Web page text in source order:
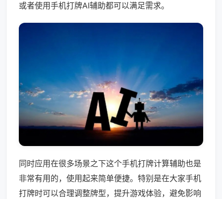
或者使用手机打牌AI辅助都可以满足需求。
同时应用在很多场景之下这个手机打牌计算辅助也是
非常有用的，使用起来简单便捷。特别是在大家手机
打牌时可以合理调整牌型，提升游戏体验，避免影响